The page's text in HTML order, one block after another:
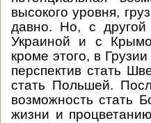
высокого уровня,
давно. Но, с другой
Украиной и с
кроме этого, в
перспектив стать
стать Польшей.
возможность стать
жизни и